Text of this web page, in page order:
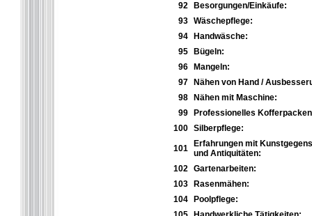
92
Besorgungen/Einkäufe:
93
Wäschepflege:
94
Handwäsche:
95
Bügeln:
96
Mangeln:
97
Nähen von Hand /
98
Nähen mit Maschine:
99
Professionelles
100
Silberpflege:
101
Erfahrungen mit
und Antiquitäten:
102
Gartenarbeiten:
103
Rasenmähen:
104
Poolpflege: